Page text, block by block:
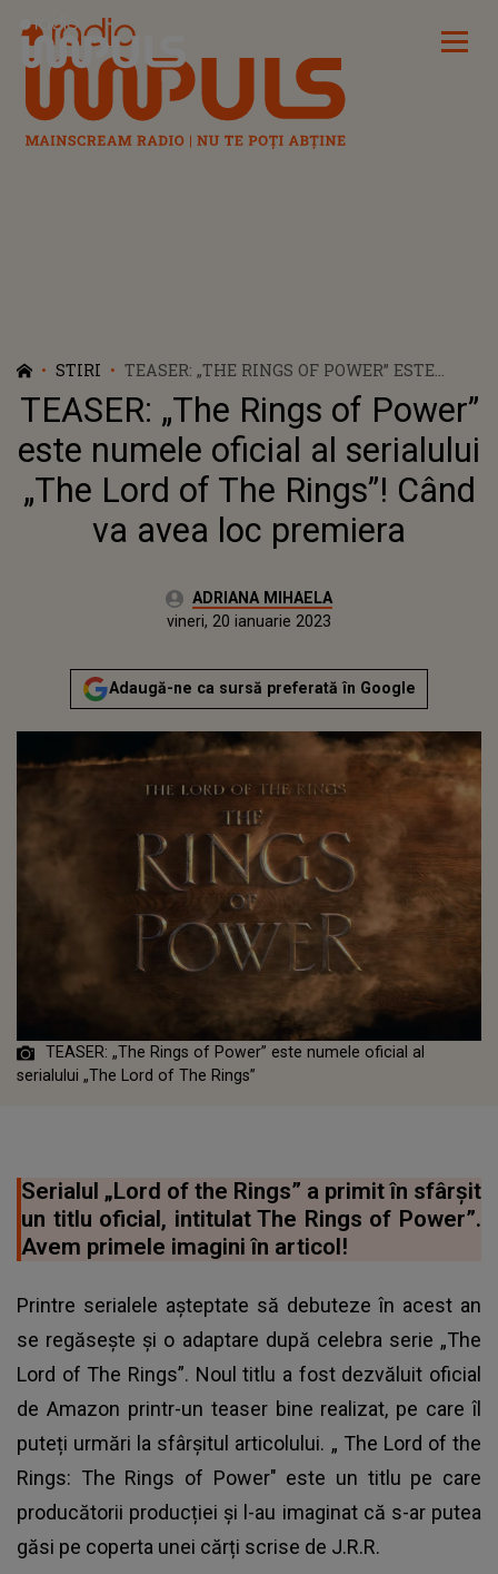
Radio Impuls
STIRI
TEASER: „THE RINGS OF POWER” ESTE
NUMELE OFICIAL AL SERIALULUI „THE
LORD OF THE RINGS”! CÂND VA AVEA LOC
PREMIERA
TEASER: „The Rings of Power”
este numele oficial al serialului
„The Lord of The Rings”! Când
va avea loc premiera
Autor:ADRIANA MIHAELA
Actualizat:
vineri, 20 ianuarie 2023
Adaugă-ne ca sursă preferată în Google
TEASER: „The Rings of Power” este numele oficial al
serialului „The Lord of The Rings”
Serialul „Lord of the Rings” a primit în sfârșit
un titlu oficial, intitulat The Rings of Power”.
Avem primele imagini în articol!
Printre serialele așteptate să debuteze în acest an
se regăsește și o adaptare după celebra serie „The
Lord of The Rings”. Noul titlu a fost dezvăluit oficial
de Amazon printr-un teaser bine realizat, pe care îl
puteți urmări la sfârșitul articolului. „ The Lord of the
Rings: The Rings of Power" este un titlu pe care
producătorii producției și l-au imaginat că s-ar putea
găsi pe coperta unei cărți scrise de J.R.R.